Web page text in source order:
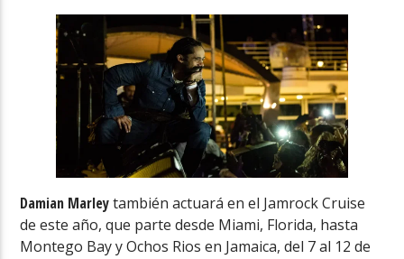
Damian Marleytambién actuará en el Jamrock Cruise
de este año, que parte desde Miami, Florida, hasta
Montego Bay y Ochos Rios en Jamaica, del 7 al 12 de